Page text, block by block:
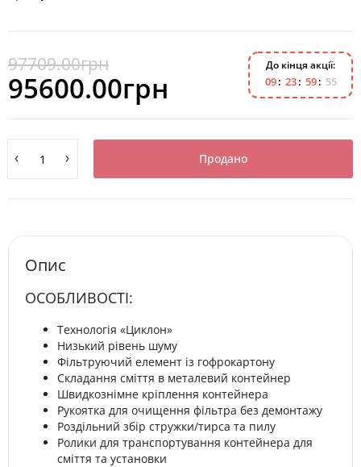
97709.00грн
95600.00грн
До кінця акції:
09 23 59 54
Продано
Опис
ОСОБЛИВОСТІ:
Технологія «Циклон»
Низький рівень шуму
Фільтруючий елемент із гофрокартону
Складання сміття в металевий контейнер
Швидкознімне кріплення контейнера
Рукоятка для очищення фільтра без демонтажу
Роздільний збір стружки/тирса та пилу
Ролики для транспортування контейнера для
сміття та установки